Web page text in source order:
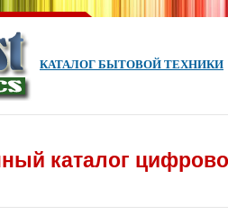
КАТАЛОГ БЫТОВОЙ ТЕХНИКИ
каталог